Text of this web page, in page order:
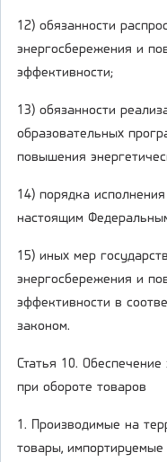
12) обязанности
энергосбережения и
эффективности;
13) обязанности
образовательных
повышения
14) порядка
настоящим
15) иных мер
энергосбережения и
эффективности в
законом.
Статья 10.
при обороте товаров
1. Производимые на
товары,